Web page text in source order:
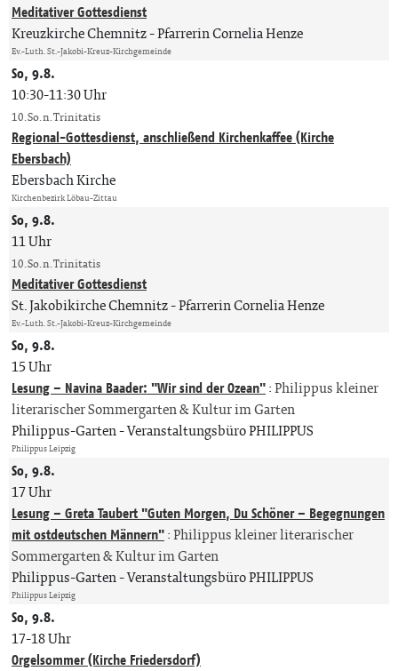
Meditativer Gottesdienst
Kreuzkirche Chemnitz Pfarrerin Cornelia Henze
Ev.-Luth. St.-Jakobi-Kreuz-Kirchgemeinde
So, 9.8.
10:30-11:30 Uhr
10. So. n. Trinitatis
Regional-Gottesdienst, anschließend Kirchenkaffee (Kirche
Ebersbach)
Ebersbach Kirche
Kirchenbezirk Löbau-Zittau
So, 9.8.
11 Uhr
10. So. n. Trinitatis
Meditativer Gottesdienst
St. Jakobikirche Chemnitz Pfarrerin Cornelia Henze
Ev.-Luth. St.-Jakobi-Kreuz-Kirchgemeinde
So, 9.8.
15 Uhr
Lesung – Navina Baader: "Wir sind der Ozean":Philippus kleiner
literarischer Sommergarten & Kultur im Garten
Philippus-Garten Veranstaltungsbüro PHILIPPUS
Philippus Leipzig
So, 9.8.
17 Uhr
Lesung – Greta Taubert "Guten Morgen, Du Schöner – Begegnungen
mit ostdeutschen Männern":Philippus kleiner literarischer
Sommergarten & Kultur im Garten
Philippus-Garten Veranstaltungsbüro PHILIPPUS
Philippus Leipzig
So, 9.8.
17-18 Uhr
Orgelsommer (Kirche Friedersdorf)